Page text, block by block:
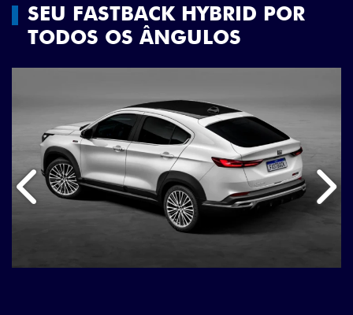
SEU FASTBACK HYBRID POR
TODOS OS ÂNGULOS
Anterior